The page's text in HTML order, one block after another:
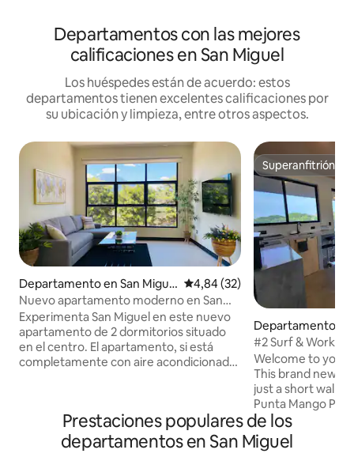
Departamentos con las mejores
calificaciones en San Miguel
Los huéspedes están de acuerdo: estos
departamentos tienen excelentes calificaciones por
su ubicación y limpieza, entre otros aspectos.
Departamento en San Migue
l
Calificación promedio: 4,84 de
4,84 (32)
Nuevo apartamento moderno en San
Miguel con aire acondicionado y vistas al
volcán
Experimenta San Miguel en este nuevo
apartamento de 2 dormitorios situado
en el centro. El apartamento, si está
completamente con aire acondicionado
control remoto con llave. Te alojas en el
Airbnb más céntrico de San Miguel, a
solo unos minutos. ¿Qué hay cerca de: -
Superanfitrión
Superanfitrión
Departamento
#2 Surf & Work
acondicionado,
Welcome to your
This brand new
just a short walk
Punta Mango Point.
comfort after surf
work, with fast
online even
Prestaciones populares de los
departamentos en San Miguel